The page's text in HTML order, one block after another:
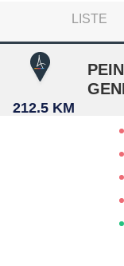
LISTE
212.5 KM